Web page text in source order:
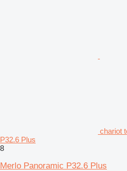
chariot
P32.6 Plus
8
Merlo Panoramic P32.6 Plus